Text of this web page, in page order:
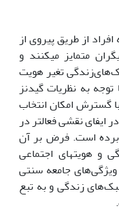
از طریق پیروی از
متمایز می‏کنند و
تغیر هویت
به نظریات گیدنز
گسترش امکان انتخاب
ایفای نقشی فعال‏تر در
برده است. فرض بر آن
هویت‏های اجتماعی
جامعه سنتی
زندگی و به تبع